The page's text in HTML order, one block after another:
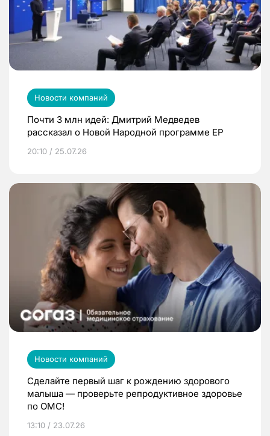
Новости компаний
Почти 3 млн идей: Дмитрий Медведев
рассказал о Новой Народной программе ЕР
20:10 / 25.07.26
Новости компаний
Сделайте первый шаг к рождению здорового
малыша — проверьте репродуктивное здоровье
по ОМС!
13:10 / 23.07.26